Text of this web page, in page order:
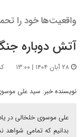
واقعیت‌ها خود را
آتش دوباره
کد
نویسنده خبر: سید علی
علی موسوی خلخالی در
بدانیم که تمامی